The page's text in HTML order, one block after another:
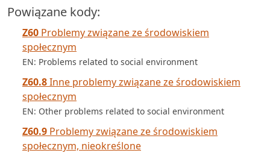
Powiązane kody:
Z60 Problemy związane ze środowiskiem
społecznym
EN: Problems related to social environment
Z60.8Inne problemy związane ze środowiskiem
społecznym
EN: Other problems related to social environment
Z60.9 Problemy związane ze środowiskiem
społecznym, nieokreślone